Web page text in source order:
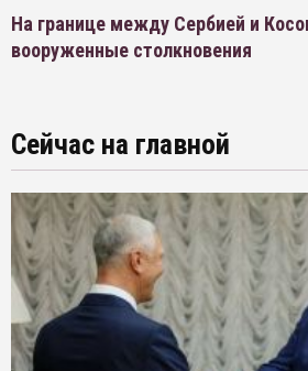
На границе между Сербией и
вооруженные столкновения
Сейчас на главной